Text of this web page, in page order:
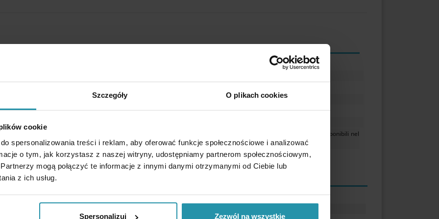
Szczegóły O plikach cookies
cookie
spersonalizowania treści i reklam, aby oferować funkcje społecznościowe i analizować
o tym, jak korzystasz z naszej witryny, udostępniamy partnerom społecznościowym,
mogą połączyć te informacje z innymi danymi otrzymanymi od Ciebie lub
z ich usług.
Spersonalizuj Zezwól na wszystkie
Ferrite
≤ 80 [°C]
sono il risultato di misurazioni effettuate su un magnete specifico e sono utilizzati per confrontare i magneti disponibili nel
il magnete nelle condizioni operative previste.
GRADO
~0,225 [T]